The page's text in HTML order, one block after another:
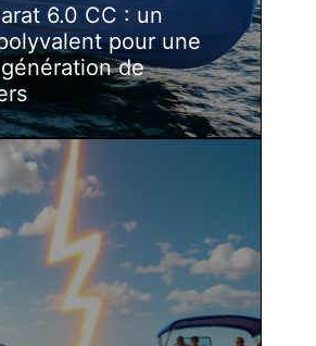
6.0 CC : un
pour une
de